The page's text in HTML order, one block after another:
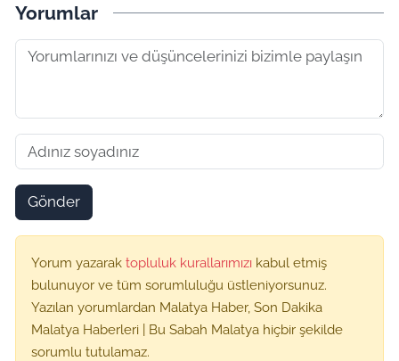
Yorumlar
Gönder
Yorum yazarak topluluk kurallarımızı kabul etmiş
bulunuyor ve tüm sorumluluğu üstleniyorsunuz.
Yazılan yorumlardan Malatya Haber, Son Dakika
Malatya Haberleri | Bu Sabah Malatya hiçbir şekilde
sorumlu tutulamaz.